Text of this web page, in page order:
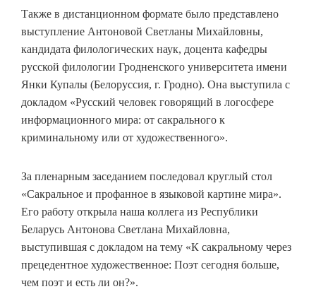
Также в дистанционном формате было представлено
выступление Антоновой Светланы Михайловны,
кандидата филологических наук, доцента кафедры
русской филологии Гродненского университета имени
Янки Купалы (Белоруссия, г. Гродно). Она выступила с
докладом «Русский человек говорящий в логосфере
информационного мира: от сакрального к
криминальному или от художественного».
За пленарным заседанием последовал круглый стол
«Сакральное и профанное в языковой картине мира».
Его работу открыла наша коллега из Республики
Беларусь Антонова Светлана Михайловна,
выступившая с докладом на тему «К сакральному через
прецедентное художественное: Поэт сегодня больше,
чем поэт и есть ли он?».